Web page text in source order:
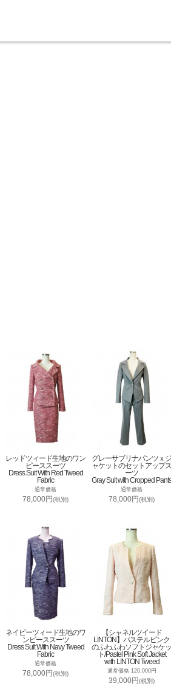
レッドツィード生地のワン
ピーススーツ
Dress Suit With Red Tweed
Fabric
通常価格
78,000円(税別)
グレーサブリナパンツｘジ
ャケットのセットアップス
ーツ
Gray Suit with Cropped Pants
通常価格
78,000円(税別)
ネイビーツィード生地のワ
ンピーススーツ
Dress Suit With Navy Tweed
Fabric
通常価格
78,000円(税別)
【シャネルツイード
LINTON】パステルピンク
のふわふわソフトジャケッ
ト/Pastel Pink Soft Jacket
with LINTON Tweed
通常価格 120,000円
39,000円(税別)